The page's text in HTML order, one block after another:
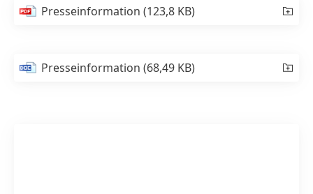
Presseinformation(123,8 KB)
Presseinformation(68,49 KB)